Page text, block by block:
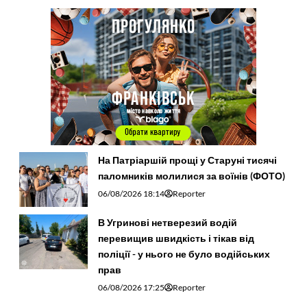
На Патріаршій прощі у Старуні тисячі
паломників молилися за воїнів (ФОТО)
06/08/2026 18:14 Reporter
В Угринові нетверезий водій
перевищив швидкість і тікав від
поліції - у нього не було водійських
прав
06/08/2026 17:25 Reporter